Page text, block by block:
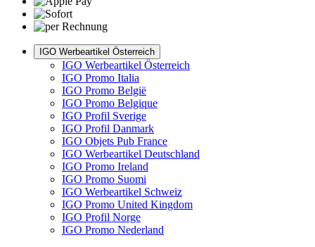
IGO Werbeartikel Österreich
IGO Werbeartikel Österreich
IGO Promo Italia
IGO Promo België
IGO Promo Belgique
IGO Profil Sverige
IGO Profil Danmark
IGO Objets Pub France
IGO Werbeartikel Deutschland
IGO Promo Ireland
IGO Promo Suomi
IGO Werbeartikel Schweiz
IGO Promo United Kingdom
IGO Profil Norge
IGO Promo Nederland